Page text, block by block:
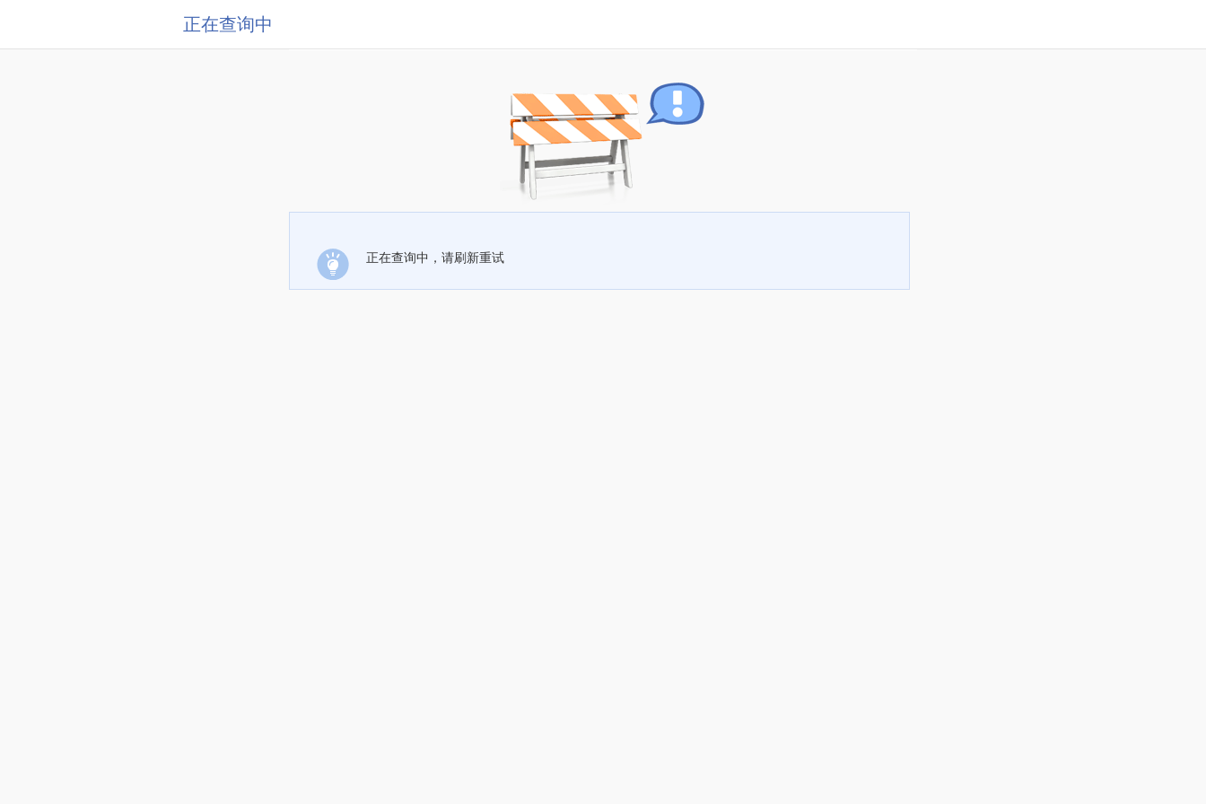
正在查询中
正在查询中，请刷新重试